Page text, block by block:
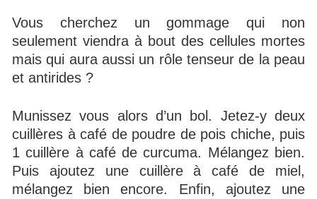
Vous cherchez un gommage qui non
seulement viendra à bout des cellules mortes
mais qui aura aussi un rôle tenseur de la peau
et antirides ?
Munissez vous alors d’un bol. Jetez-y deux
cuillères à café de poudre de pois chiche, puis
1 cuillère à café de curcuma. Mélangez bien.
Puis ajoutez une cuillère à café de miel,
mélangez bien encore. Enfin, ajoutez une